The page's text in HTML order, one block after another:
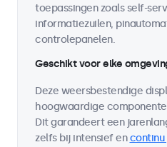
toepassingen zoals self-
informatiezuilen,
controlepanelen.
Geschikt voor elke
Deze weersbestendige
hoogwaardige
Dit garandeert een
zelfs bij intensief encontinu